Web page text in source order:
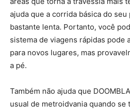
ajuda que a corrida básica do
bastante lenta. Portanto, você
sistema de viagens rápidas pode
para novos lugares, mas
a pé.
Também não ajuda que
usual de metroidvania quando se